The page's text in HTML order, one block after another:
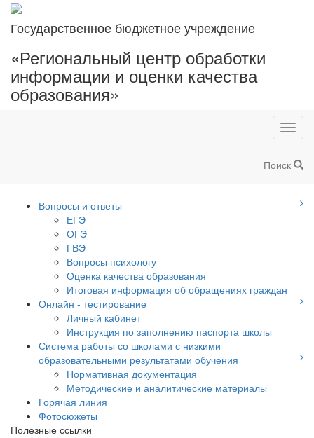
Государственное бюджетное учреждение
«Региональный центр обработки
информации и оценки качества
образования»
Поиск
Вопросы и ответы
ЕГЭ
ОГЭ
ГВЭ
Вопросы психологу
Оценка качества образования
Итоговая информация об обращениях граждан
Онлайн - тестирование
Личный кабинет
Инструкция по заполнению паспорта школы
Система работы со школами с низкими
образовательными результатами обучения
Нормативная документация
Методические и аналитические материалы
Горячая линия
Фотосюжеты
Полезные ссылки